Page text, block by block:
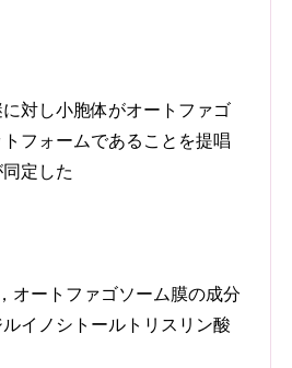
対し小胞体がオートファゴ
フォームであることを提唱
定した
オートファゴソーム膜の成分
イノシトールトリスリン酸